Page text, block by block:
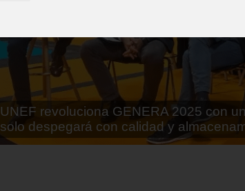
En África harán lo que parecía
cocinar sus alimentos